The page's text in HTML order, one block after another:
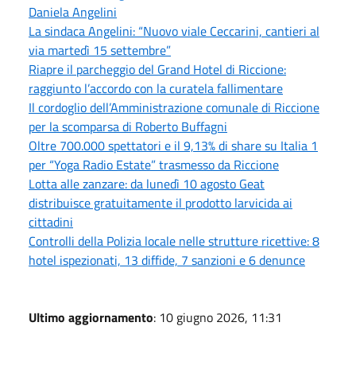
Daniela Angelini
La sindaca Angelini: “Nuovo viale Ceccarini, cantieri al
via martedì 15 settembre”
Riapre il parcheggio del Grand Hotel di Riccione:
raggiunto l’accordo con la curatela fallimentare
Il cordoglio dell’Amministrazione comunale di Riccione
per la scomparsa di Roberto Buffagni
Oltre 700.000 spettatori e il 9,13% di share su Italia 1
per “Yoga Radio Estate” trasmesso da Riccione
Lotta alle zanzare: da lunedì 10 agosto Geat
distribuisce gratuitamente il prodotto larvicida ai
cittadini
Controlli della Polizia locale nelle strutture ricettive: 8
hotel ispezionati, 13 diffide, 7 sanzioni e 6 denunce
Ultimo aggiornamento: 10 giugno 2026, 11:31